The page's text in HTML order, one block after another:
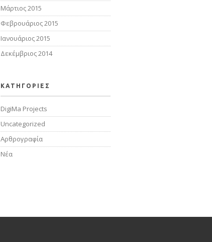
Μάρτιος 2015
Φεβρουάριος 2015
Ιανουάριος 2015
Δεκέμβριος 2014
KΑΤΗΓΟΡΙΕΣ
DigiMa Projects
Uncategorized
Αρθρογραφία
Νέα